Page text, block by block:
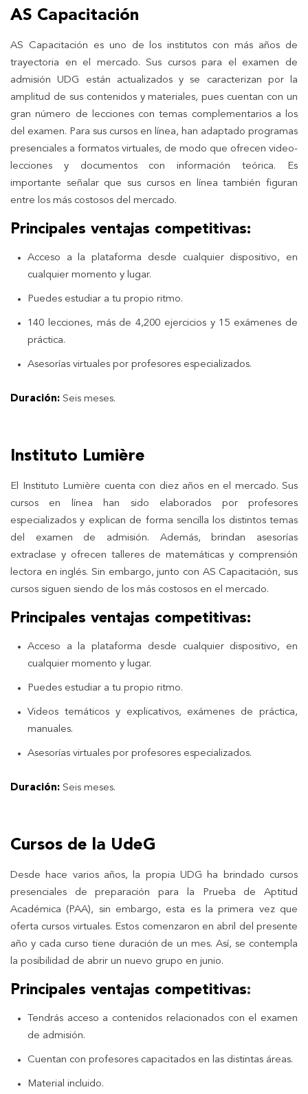
AS Capacitación
AS Capacitación es uno de los institutos con más años de
trayectoria en el mercado. Sus cursos para el examen de
admisión UDG están actualizados y se caracterizan por la
amplitud de sus contenidos y materiales, pues cuentan con un
gran número de lecciones con temas complementarios a los
del examen. Para sus cursos en línea, han adaptado programas
presenciales a formatos virtuales, de modo que ofrecen video-
lecciones y documentos con información teórica. Es
importante señalar que sus cursos en línea también figuran
entre los más costosos del mercado.
Principales ventajas competitivas:
Acceso a la plataforma desde cualquier dispositivo, en
cualquier momento y lugar.
Puedes estudiar a tu propio ritmo.
140 lecciones, más de 4,200 ejercicios y 15 exámenes de
práctica.
Asesorías virtuales por profesores especializados.
Duración: Seis meses.
Instituto Lumière
El Instituto Lumière cuenta con diez años en el mercado. Sus
cursos en línea han sido elaborados por profesores
especializados y explican de forma sencilla los distintos temas
del examen de admisión. Además, brindan asesorías
extraclase y ofrecen talleres de matemáticas y comprensión
lectora en inglés. Sin embargo, junto con AS Capacitación, sus
cursos siguen siendo de los más costosos en el mercado.
Principales ventajas competitivas:
Acceso a la plataforma desde cualquier dispositivo, en
cualquier momento y lugar.
Puedes estudiar a tu propio ritmo.
Videos temáticos y explicativos, exámenes de práctica,
manuales.
Asesorías virtuales por profesores especializados.
Duración: Seis meses.
Cursos de la UdeG
Desde hace varios años, la propia UDG ha brindado cursos
presenciales de preparación para la Prueba de Aptitud
Académica (PAA), sin embargo, esta es la primera vez que
oferta cursos virtuales. Estos comenzaron en abril del presente
año y cada curso tiene duración de un mes. Así, se contempla
la posibilidad de abrir un nuevo grupo en junio.
Principales ventajas competitivas:
Tendrás acceso a contenidos relacionados con el examen
de admisión.
Cuentan con profesores capacitados en las distintas áreas.
Material incluido.